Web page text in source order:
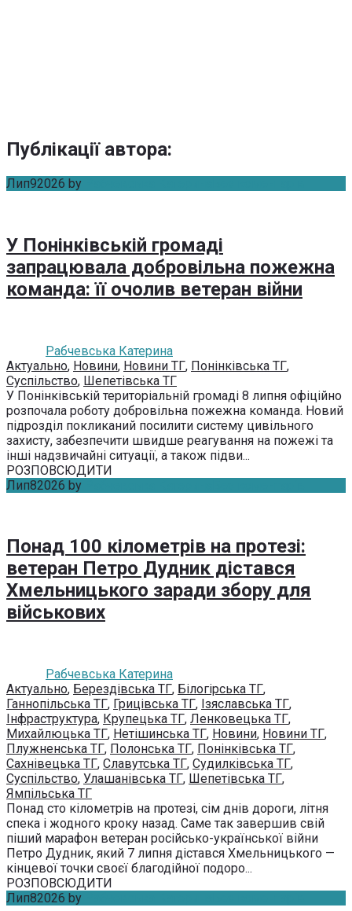
Публікації автора:
Лип92026 by
У Понінківській громаді
запрацювала добровільна пожежна
команда: її очолив ветеран війни
Рабчевська Катерина
Актуально, Новини, Новини ТГ, Понінківська ТГ,
Суспільство, Шепетівська ТГ
У Понінківській територіальній громаді 8 липня офіційно
розпочала роботу добровільна пожежна команда. Новий
підрозділ покликаний посилити систему цивільного
захисту, забезпечити швидше реагування на пожежі та
інші надзвичайні ситуації, а також підви...
РОЗПОВСЮДИТИ
Лип82026 by
Понад 100 кілометрів на протезі:
ветеран Петро Дудник дістався
Хмельницького заради збору для
військових
Рабчевська Катерина
Актуально, Берездівська ТГ, Білогірська ТГ,
Ганнопільська ТГ, Грицівська ТГ, Ізяславська ТГ,
Інфраструктура, Крупецька ТГ, Ленковецька ТГ,
Михайлюцька ТГ, Нетішинська ТГ, Новини, Новини ТГ,
Плужненська ТГ, Полонська ТГ, Понінківська ТГ,
Сахнівецька ТГ, Славутська ТГ, Судилківська ТГ,
Суспільство, Улашанівська ТГ, Шепетівська ТГ,
Ямпільська ТГ
Понад сто кілометрів на протезі, сім днів дороги, літня
спека і жодного кроку назад. Саме так завершив свій
піший марафон ветеран російсько-української війни
Петро Дудник, який 7 липня дістався Хмельницького —
кінцевої точки своєї благодійної подоро...
РОЗПОВСЮДИТИ
Лип82026 by